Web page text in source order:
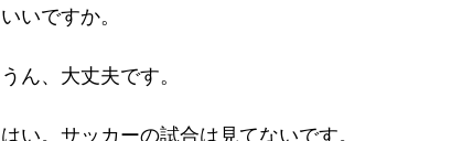
いいですか。
うん、大丈夫です。
はい。サッカーの試合は見てないです。